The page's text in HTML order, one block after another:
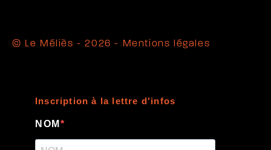
© Le Méliès - 2026 - Mentions légales
Inscription à la lettre d'infos
NOM